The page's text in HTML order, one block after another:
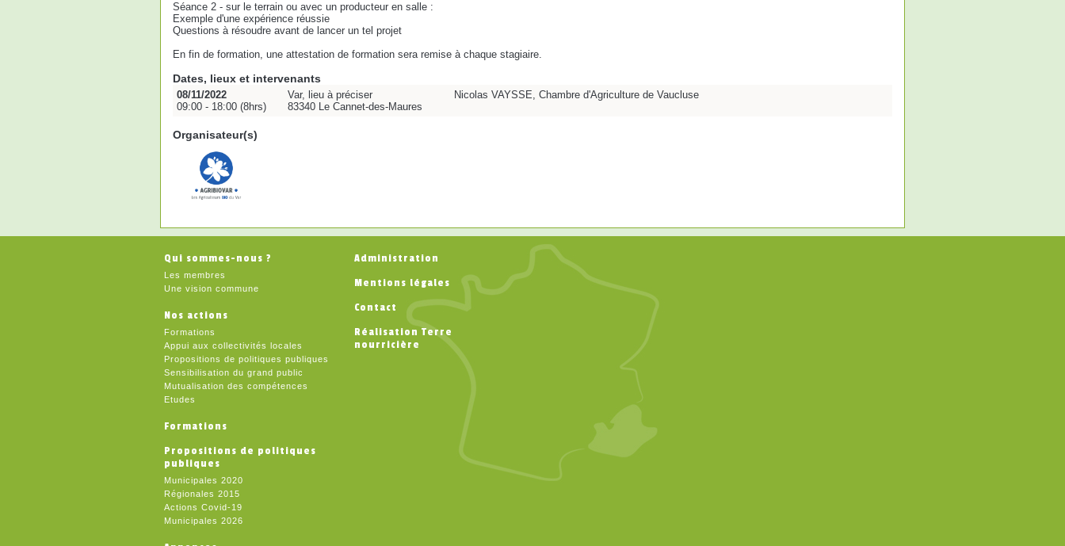
Séance 2 - sur le terrain ou avec un producteur en salle :
Exemple d'une expérience réussie
Questions à résoudre avant de lancer un tel projet
En fin de formation, une attestation de formation sera remise à chaque stagiaire.
Dates, lieux et intervenants
08/11/2022
09:00 - 18:00 (8hrs)
Var, lieu à préciser
83340 Le Cannet-des-Maures
Nicolas VAYSSE, Chambre d'Agriculture de Vaucluse
Organisateur(s)
Qui sommes-nous ?
Les membres
Une vision commune
Nos actions
Formations
Appui aux collectivités locales
Propositions de politiques publiques
Sensibilisation du grand public
Mutualisation des compétences
Etudes
Formations
Propositions de politiques
publiques
Municipales 2020
Régionales 2015
Actions Covid-19
Municipales 2026
Administration
Mentions légales
Contact
Réalisation Terre
nourricière